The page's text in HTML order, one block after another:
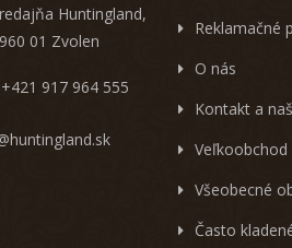
Huntingland,
01 Zvolen
+421 917 964 555
Reklamačné
O nás
Kontakt a
Veľkoobchod
Všeobecné
Často